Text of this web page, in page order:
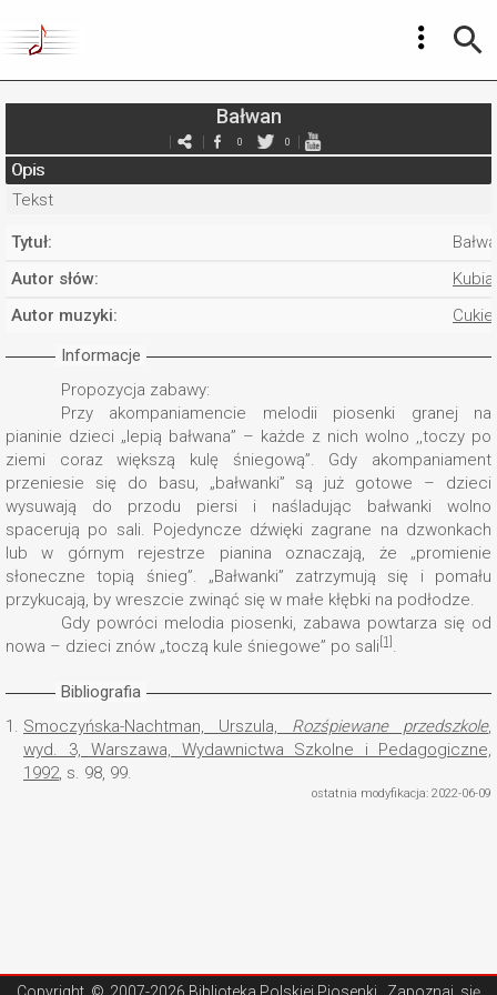
Bałwan
0 0
Opis
Tekst
Tytuł:
Autor słów:
Autor muzyki:
Informacje
Propozycja zabawy:
Przy akompaniamencie melodii piosenki granej na
pianinie dzieci „lepią bałwana” – każde z nich wolno ,,toczy po
ziemi coraz większą kulę śniegową”. Gdy akompaniament
przeniesie się do basu, „bałwanki” są już gotowe – dzieci
wysuwają do przodu piersi i naśladując bałwanki wolno
spacerują po sali. Pojedyncze dźwięki zagrane na dzwonkach
lub w górnym rejestrze pianina oznaczają, że „promienie
słoneczne topią śnieg”. „Bałwanki” zatrzymują się i pomału
przykucają, by wreszcie zwinąć się w małe kłębki na podłodze.
Gdy powróci melodia piosenki, zabawa powtarza się od
nowa – dzieci znów „toczą kule śniegowe” po sali [1] .
Bibliografia
1. Smoczyńska-Nachtman, Urszula, Rozśpiewane przedszkole,
wyd. 3, Warszawa, Wydawnictwa Szkolne i Pedagogiczne,
1992, s. 98, 99.
ostatnia modyfikacja: 2022-06-09